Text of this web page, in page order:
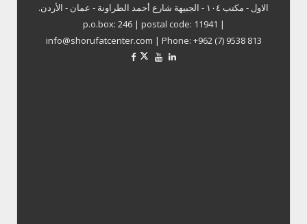
الاول - مكتب ١٠٤ - الجبيهة شارع أحمد الطراونة - عمان - الأردن.
p.o.box: 246 | postal code: 11941 |
info@shorufatcenter.com | Phone: +962 (7) 9538 813